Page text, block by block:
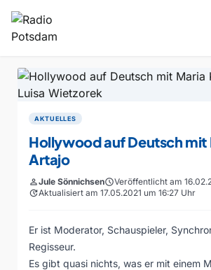
AKTUELLES
Hollywood auf Deutsch mit
Artajo
personJule SönnichsenscheduleVeröffentlicht am
updateAktualisiert am 17.05.2021 um 16:27 Uhr
Er ist Moderator, Schauspieler,
Regisseur.
Es gibt quasi nichts, was er mit einem